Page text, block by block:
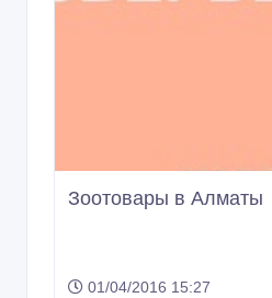
Зоотовары в Алматы
01/04/2016 15:27